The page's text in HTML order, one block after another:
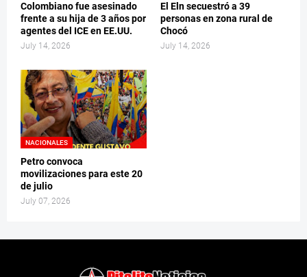
Colombiano fue asesinado
frente a su hija de 3 años por
agentes del ICE en EE.UU.
July 14, 2026
El Eln secuestró a 39
personas en zona rural de
Chocó
July 14, 2026
NACIONALES
Petro convoca
movilizaciones para este 20
de julio
July 07, 2026